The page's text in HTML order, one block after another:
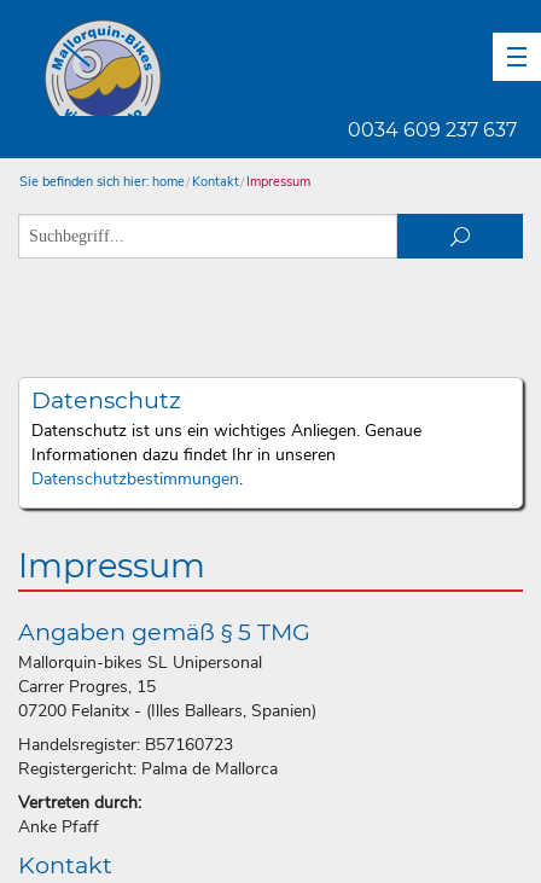
0034 609 237 637
Sie befinden sich hier: home Kontakt Impressum
Datenschutz
Datenschutz ist uns ein wichtiges Anliegen. Genaue
Informationen dazu findet Ihr in unseren
Datenschutzbestimmungen.
Impressum
Angaben gemäß § 5 TMG
Mallorquin-bikes SL Unipersonal
Carrer Progres, 15
07200 Felanitx - (Illes Ballears, Spanien)
Handelsregister: B57160723
Registergericht: Palma de Mallorca
Vertreten durch:
Anke Pfaff
Kontakt